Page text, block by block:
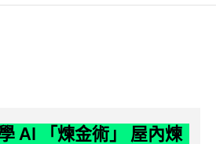
AI 「煉金術」 屋內煉